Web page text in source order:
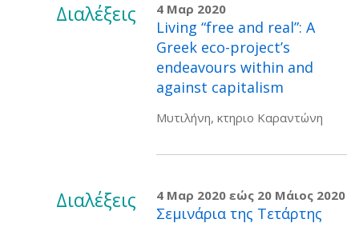
Διαλέξεις 4 Μαρ 2020
Living “free and real”: A
Greek eco-project’s
endeavours within and
against capitalism
Μυτιλήνη, κτηριο Καραντώνη
Διαλέξεις 4 Μαρ 2020 εώς 20 Μάιος 2020
Σεμινάρια της Τετάρτης